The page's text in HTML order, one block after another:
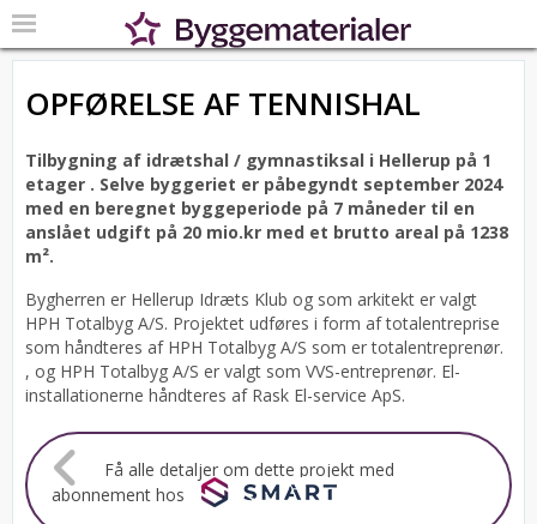
OPFØRELSE AF TENNISHAL
Tilbygning af idrætshal / gymnastiksal i Hellerup på 1
etager . Selve byggeriet er påbegyndt september 2024
med en beregnet byggeperiode på 7 måneder til en
anslået udgift på 20 mio.kr med et brutto areal på 1238
m².
Bygherren er Hellerup Idræts Klub og som arkitekt er valgt
HPH Totalbyg A/S. Projektet udføres i form af totalentreprise
som håndteres af HPH Totalbyg A/S som er totalentreprenør.
, og HPH Totalbyg A/S er valgt som VVS-entreprenør. El-
installationerne håndteres af Rask El-service ApS.
Få alle detaljer om dette projekt med
abonnement hos